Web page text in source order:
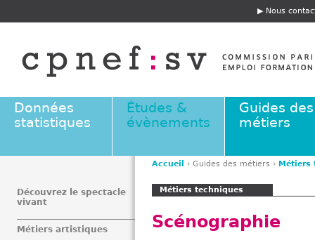
E
t
ê
e
Nous
Données
statistiques
Études &
évènements
Guides des
métiers
s
Accueil › Guides des métiers › Métiers
Métiers techniques
Scénographie
Découvrez le spectacle
vivant
Métiers artistiques